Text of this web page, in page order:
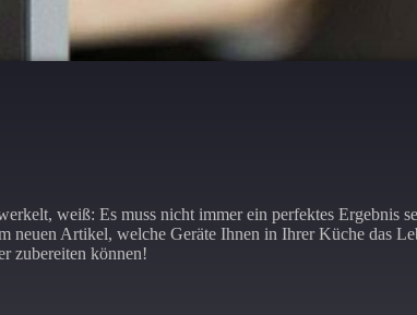
weiß: Es muss nicht immer ein perfektes Ergebnis
neuen Artikel, welche Geräte Ihnen in Ihrer Küche das
zubereiten können!